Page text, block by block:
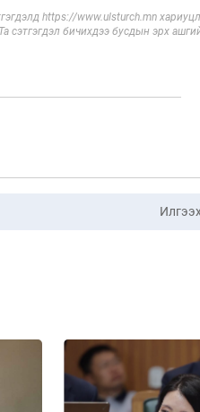
https://www.ulsturch.mn
сэтгэгдэл бичихдээ бусдын эрх